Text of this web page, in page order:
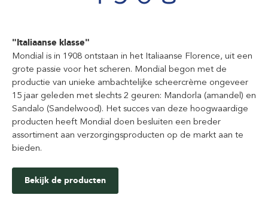
"Italiaanse klasse"
Mondial is in 1908 ontstaan in het Italiaanse Florence, uit een
grote passie voor het scheren. Mondial begon met de
productie van unieke ambachtelijke scheercrème ongeveer
15 jaar geleden met slechts 2 geuren: Mandorla (amandel) en
Sandalo (Sandelwood). Het succes van deze hoogwaardige
producten heeft Mondial doen besluiten een breder
assortiment aan verzorgingsproducten op de markt aan te
bieden.
Bekijk de producten